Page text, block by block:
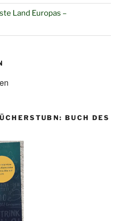
Land Europas –
BUCH DES